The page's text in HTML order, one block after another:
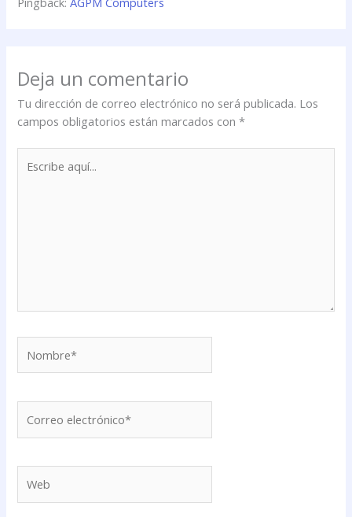
Deja un comentario
Tu dirección de correo electrónico no será publicada. Los
campos obligatorios están marcados con*
aquí...
electrónico*